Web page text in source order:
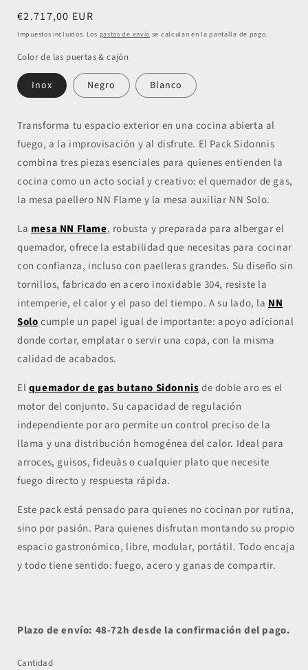
Precio
habitual
€2.717,00 EUR
Impuestos incluidos. Los gastos de envío se calculan en la pantalla de pago.
Color de las puertas & cajón
Inox Negro Blanco
Transforma tu espacio exterior en una cocina abierta al
fuego, a la improvisación y al disfrute. El Pack Sidonnis
combina tres piezas esenciales para quienes entienden la
cocina como un acto social y creativo: elquemador de gas,
la mesa paellero NN Flame y la mesa auxiliar NN Solo.
La mesa NN Flame, robusta y preparada para albergar el
quemador, ofrece la estabilidad que necesitas para cocinar
con confianza, incluso con paelleras grandes. Su diseño sin
tornillos, fabricado enacero inoxidable 304, resiste la
intemperie, el calor y el paso del tiempo. A su lado, la NN
Solocumple un papel igual de importante: apoyo adicional
donde cortar, emplatar o servir una copa, con la misma
calidad de acabados.
Elquemador de gas butano Sidonnisde doble aro es el
motor del conjunto. Su capacidad de regulación
independiente por aro permite un control preciso de la
llama y una distribución homogénea del calor. Ideal para
arroces, guisos, fideuàs o cualquier plato que necesite
fuego directo y respuesta rápida.
Este pack está pensado para quienes no cocinan por rutina,
sino por pasión. Para quienes disfrutan montando su propio
espacio gastronómico, libre, modular, portátil. Todo encaja
y todo tiene sentido: fuego, acero y ganas de compartir.
Plazo de envío: 48-72h desde la confirmación del pago.
Cantidad